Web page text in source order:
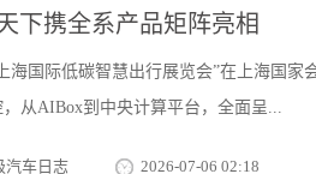
下携全系产品矩阵亮相
海国际低碳智慧出行展览会”在上海国
从AIBox到中央计算平台，全面呈...
汽车日志 2026-07-06 02:18